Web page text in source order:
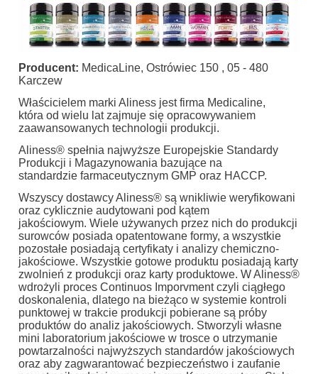
Producent: MedicaLine, Ostrówiec 150 , 05 - 480
Karczew
Właścicielem marki Aliness jest firma Medicaline,
która od wielu lat zajmuje się opracowywaniem
zaawansowanych technologii produkcji.
Aliness® spełnia najwyższe Europejskie Standardy
Produkcji i Magazynowania bazujące na
standardzie farmaceutycznym GMP oraz HACCP.
Wszyscy dostawcy Aliness® są wnikliwie weryfikowani
oraz cyklicznie audytowani pod kątem
jakościowym. Wiele używanych przez nich do produkcji
surowców posiada opatentowane formy, a wszystkie
pozostałe posiadają certyfikaty i analizy chemiczno-
jakościowe. Wszystkie gotowe produktu posiadają karty
zwolnień z produkcji oraz karty produktowe. W Aliness®
wdrożyli proces Continuos Imporvment czyli ciągłego
doskonalenia, dlatego na bieżąco w systemie kontroli
punktowej w trakcie produkcji pobierane są próby
produktów do analiz jakościowych. Stworzyli własne
mini laboratorium jakościowe w trosce o utrzymanie
powtarzalności najwyższych standardów jakościowych
oraz aby zagwarantować bezpieczeństwo i zaufanie